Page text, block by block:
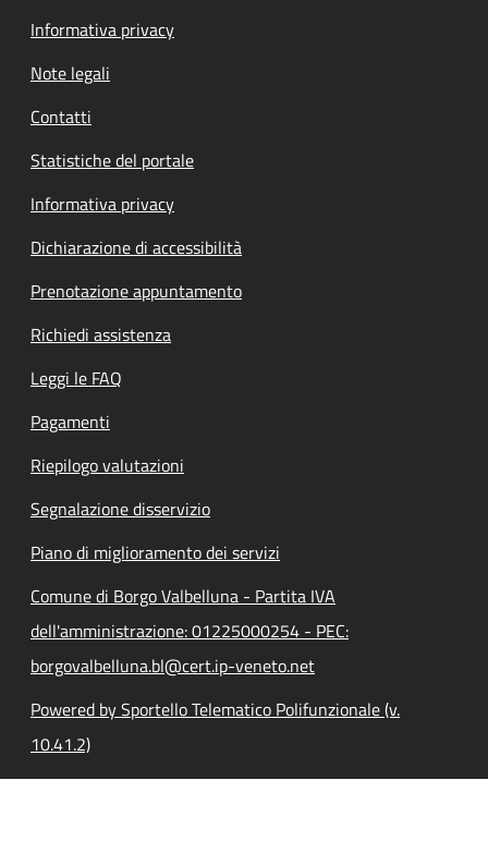
Informativa privacy
Note legali
Contatti
Statistiche del portale
Informativa privacy
Dichiarazione di accessibilità
Prenotazione appuntamento
Richiedi assistenza
Leggi le FAQ
Pagamenti
Riepilogo valutazioni
Segnalazione disservizio
Piano di miglioramento dei servizi
Comune di Borgo Valbelluna - Partita IVA
dell'amministrazione: 01225000254 - PEC:
borgovalbelluna.bl@cert.ip-veneto.net
Powered by Sportello Telematico Polifunzionale (v.
10.41.2)